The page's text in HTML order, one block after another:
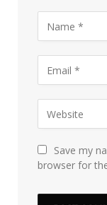
Save my
browser for